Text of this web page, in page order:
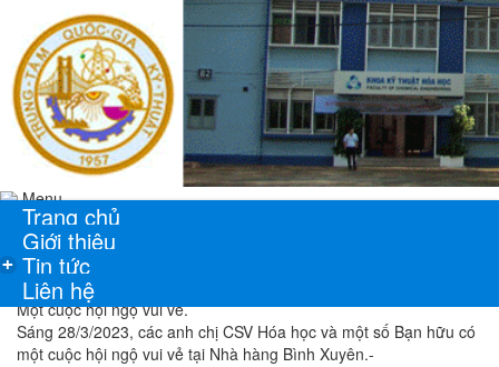
Menu
Trang chủ
Giới thiệu
+ Tin tức
Liên hệ
Một cuộc hội ngộ vui vẻ.
Sáng 28/3/2023, các anh chị CSV Hóa học và một số Bạn hữu có
một cuộc hội ngộ vui vẻ tại Nhà hàng Bình Xuyên.-